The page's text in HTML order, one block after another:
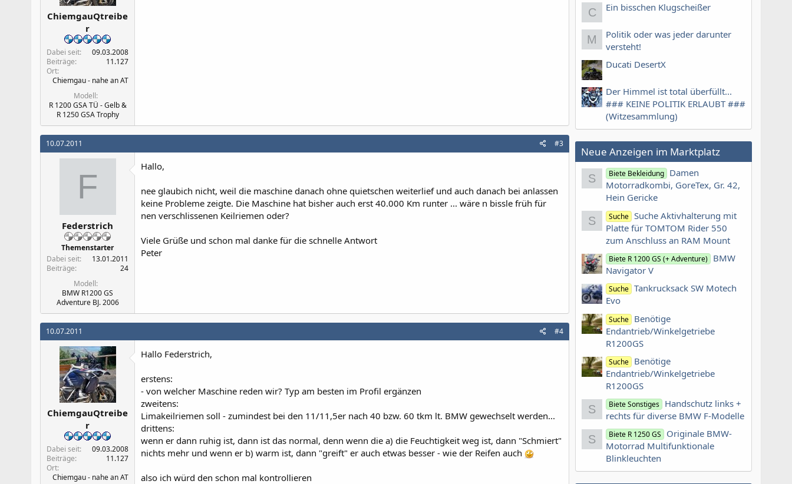
ChiemgauQtreibe
r
Dabei seit
09.03.2008
Beiträge
11.127
Ort
Chiemgau - nahe an AT
Modell
R 1200 GSA TÜ - Gelb &
R 1250 GSA Trophy
10.07.2011 #3
F
Federstrich
Themenstarter
Dabei seit
13.01.2011
Beiträge
24
Modell
BMW R1200 GS
Adventure BJ. 2006
Hallo,
nee glaubich nicht, weil die maschine danach ohne quietschen weiterlief und auch danach bei anlassen
keine Probleme zeigte. Die Maschine hat bisher auch erst 40.000 Km runter ... wäre n bissle früh für
nen verschlissenen Keilriemen oder?
Viele Grüße und schon mal danke für die schnelle Antwort
Peter
10.07.2011 #4
ChiemgauQtreibe
r
Dabei seit
09.03.2008
Beiträge
11.127
Ort
Chiemgau - nahe an AT
Hallo Federstrich,
erstens:
- von welcher Maschine reden wir? Typ am besten im Profil ergänzen
zweitens:
Limakeilriemen soll - zumindest bei den 11/11,5er nach 40 bzw. 60 tkm lt. BMW gewechselt werden...
drittens:
wenn er dann ruhig ist, dann ist das normal, denn wenn die a) die Feuchtigkeit weg ist, dann "Schmiert"
nichts mehr und wenn er b) warm ist, dann "greift" er auch etwas besser - wie der Reifen auch
also ich würd den schon mal kontrollieren
C Ein bisschen Klugscheißer
M
Politik oder was jeder darunter
versteht!
Ducati DesertX
Der Himmel ist total überfüllt...
### KEINE POLITIK ERLAUBT ###
(Witzesammlung)
Neue Anzeigen im Marktplatz
S Biete Bekleidung Damen
Motorradkombi, GoreTex, Gr. 42,
Hein Gericke
S Suche Suche Aktivhalterung mit
Platte für TOMTOM Rider 550
zum Anschluss an RAM Mount
Biete R 1200 GS (+ Adventure) BMW
Navigator V
Suche Tankrucksack SW Motech
Evo
Suche Benötige
Endantrieb/Winkelgetriebe
R1200GS
Suche Benötige
Endantrieb/Winkelgetriebe
R1200GS
S Biete Sonstiges Handschutz links +
rechts für diverse BMW F-Modelle
S Biete R 1250 GS
Originale BMW-
Motorrad Multifunktionale
Blinkleuchten